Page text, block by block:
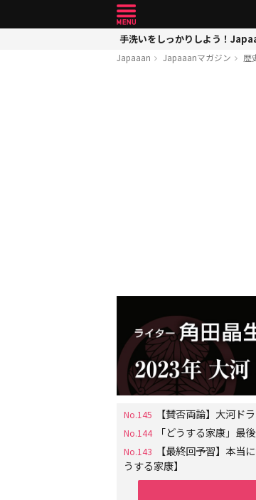
手洗いをしっかりしよう！
Japaaan Japaaanマガジン 歴
No.145 【賛否両論】大河ド
No.144 「どうする家康」最
No.143
【最終回予習】本
うする家康】